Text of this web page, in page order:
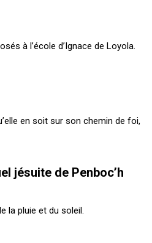
à l’école d’Ignace de Loyola.
en soit sur son chemin de foi,
jésuite de Penboc’h
la pluie et du soleil.